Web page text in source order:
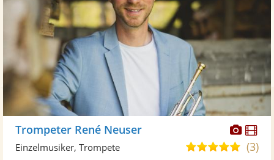
Trompeter René Neuser
5,0(3)
Einzelmusiker, Trompete